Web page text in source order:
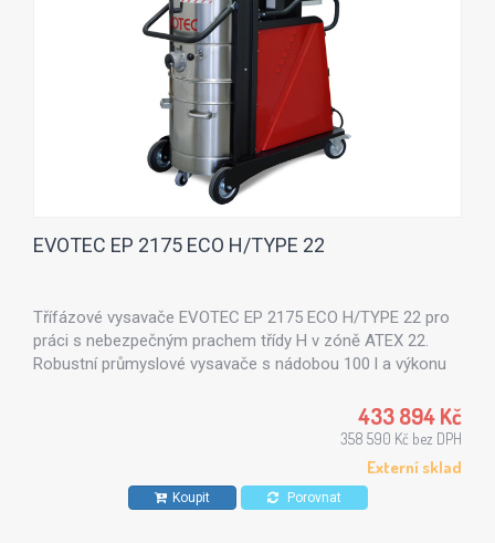
EVOTEC EP 2175 ECO H/TYPE 22
Třífázové vysavače EVOTEC EP 2175 ECO H/TYPE 22 pro
práci s nebezpečným prachem třídy H v zóně ATEX 22.
Robustní průmyslové vysavače s nádobou 100 l a výkonu
433 894 Kč
358 590 Kč bez DPH
Externí sklad
Koupit Porovnat